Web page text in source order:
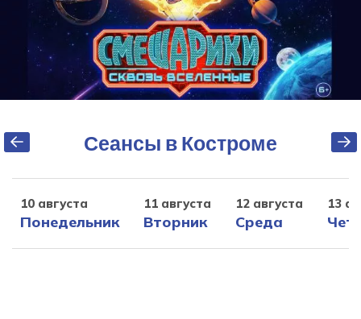
Сеансы в Костроме
10 августа
Понедельник
11 августа
Вторник
12 августа
Среда
13